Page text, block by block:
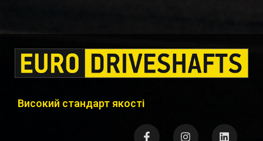
Високий стандарт якості